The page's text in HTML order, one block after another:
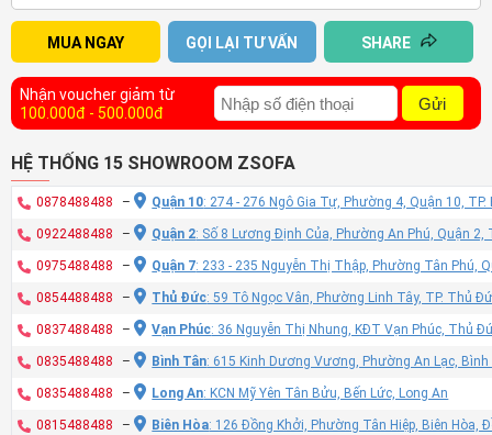
MUA NGAY GỌI LẠI TƯ VẤN SHARE
Nhận voucher giảm từ
100.000đ - 500.000đ
Gửi
HỆ THỐNG 15 SHOWROOM ZSOFA
0878488488 – Quận 10: 274 - 276 Ngô Gia Tự, Phường 4, Quận 10, TP.
0922488488 – Quận 2: Số 8 Lương Định Của, Phường An Phú, Quận 2,
0975488488 – Quận 7: 233 - 235 Nguyễn Thị Thập, Phường Tân Phú,
0854488488 – Thủ Đức: 59 Tô Ngọc Vân, Phường Linh Tây, TP. Thủ
0837488488 – Vạn Phúc: 36 Nguyễn Thị Nhung, KĐT Vạn Phúc, Thủ
0835488488 – Bình Tân: 615 Kinh Dương Vương, Phường An Lạc, Bình
0835488488 – Long An: KCN Mỹ Yên Tân Bửu, Bến Lức, Long An
0815488488 – Biên Hòa: 126 Đồng Khởi, Phường Tân Hiệp, Biên Hòa,